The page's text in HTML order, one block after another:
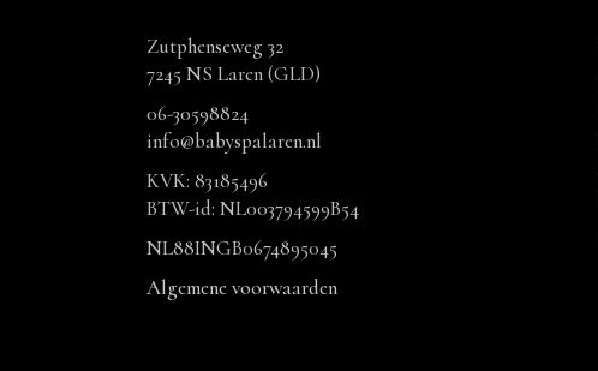
Zutphenseweg 32
7245 NS Laren (GLD)
06-30598824
info@babyspalaren.nl
KVK: 83185496
BTW-id: NL003794599B54
NL88INGB0674895045
Algemene voorwaarden